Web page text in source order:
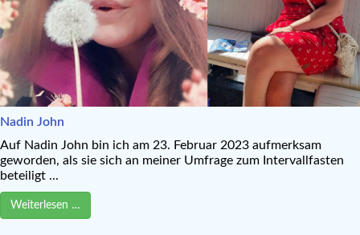
Nadin John
Auf Nadin John bin ich am 23. Februar 2023 aufmerksam
geworden, als sie sich an meiner Umfrage zum Intervallfasten
beteiligt ...
Weiterlesen …